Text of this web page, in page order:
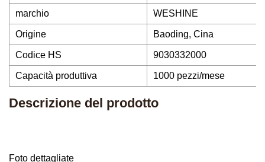
marchio WESHINE
Origine Baoding, Cina
Codice HS 9030332000
Capacità produttiva 1000 pezzi/mese
Descrizione del prodotto
Foto dettagliate